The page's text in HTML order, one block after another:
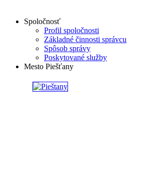
Spoločnosť
Profil spoločnosti
Základné činnosti správcu
Spôsob správy
Poskytované služby
Mesto Piešťany